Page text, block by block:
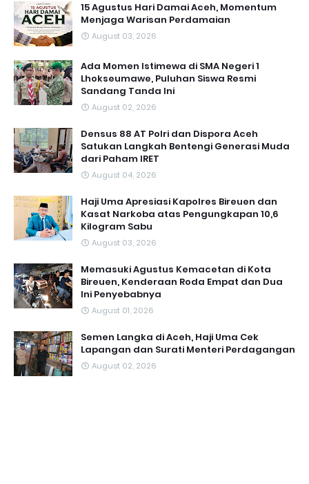
15 Agustus Hari Damai Aceh, Momentum
Menjaga Warisan Perdamaian
August 03, 2026
Ada Momen Istimewa di SMA Negeri 1
Lhokseumawe, Puluhan Siswa Resmi
Sandang Tanda Ini
August 02, 2026
Densus 88 AT Polri dan Dispora Aceh
Satukan Langkah Bentengi Generasi Muda
dari Paham IRET
August 04, 2026
Haji Uma Apresiasi Kapolres Bireuen dan
Kasat Narkoba atas Pengungkapan 10,6
Kilogram Sabu
August 03, 2026
Memasuki Agustus Kemacetan di Kota
Bireuen, Kenderaan Roda Empat dan Dua
Ini Penyebabnya
August 01, 2026
Semen Langka di Aceh, Haji Uma Cek
Lapangan dan Surati Menteri Perdagangan
August 02, 2026